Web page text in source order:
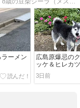
ーメン
広島原爆忌の
ッケ＆ヒレカ
ウマイ
3日前